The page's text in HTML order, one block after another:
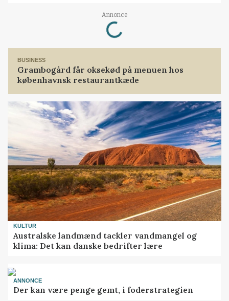
Annonce
Loading...
BUSINESS
Grambogård får oksekød på menuen hos
københavnsk restaurantkæde
KULTUR
Australske landmænd tackler vandmangel og
klima: Det kan danske bedrifter lære
ANNONCE
Der kan være penge gemt, i foderstrategien